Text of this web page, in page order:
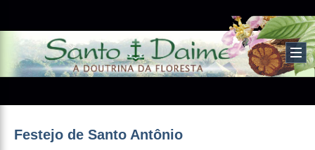
Festejo de Santo Antônio